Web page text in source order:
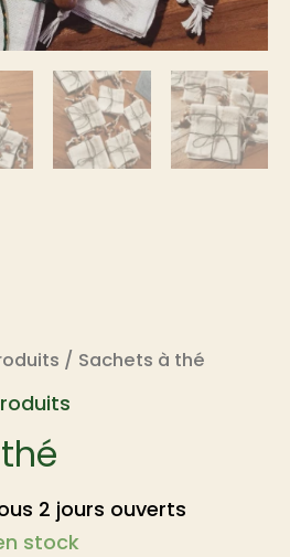
/ Sachets à thé
2 jours ouverts
stock